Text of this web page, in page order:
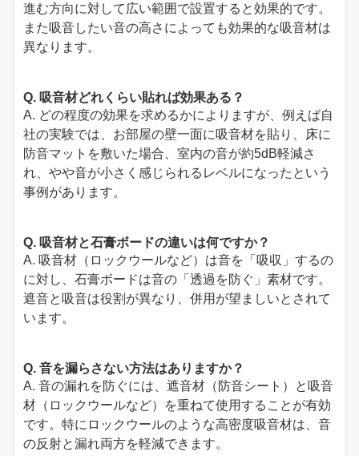
進む方向に対して広い範囲で設置すると効果的です。
また吸音したい音の高さによっても効果的な吸音材は
異なります。
Q. 吸音材どれくらい貼れば効果ある？
A. どの程度の効果を求めるかによりますが、例えば自
社の実験では、お部屋の壁一面に吸音材を貼り、床に
防音マットを敷いた場合、室内の音が約5dB軽減さ
れ、やや音が小さく感じられるレベルになったという
事例があります。
Q. 吸音材と石膏ボードの違いは何ですか？
A. 吸音材（ロックウールなど）は音を「吸収」するの
に対し、石膏ボードは音の「透過を防ぐ」素材です。
遮音と吸音は役割が異なり、併用が望ましいとされて
います。
Q. 音を漏らさない方法はありますか？
A. 音の漏れを防ぐには、遮音材（防音シート）と吸音
材（ロックウールなど）を重ねて使用することが有効
です。特にロックウールのような高密度吸音材は、音
の反射と漏れ両方を軽減できます。